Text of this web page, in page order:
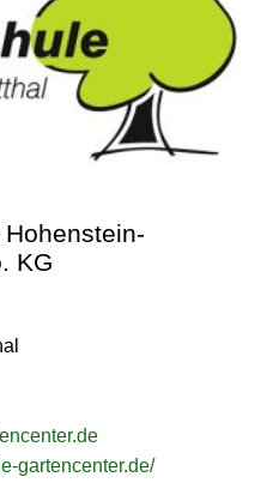
KG
gartencenter.de/